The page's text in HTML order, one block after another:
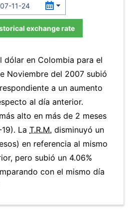
exchange rate
dólar en Colombia para el
Noviembre del 2007 subió
a un aumento
al día anterior.
alto en más de 2 meses
La T.R.M. disminuyó un
en referencia al mismo
pero subió un 4.06%
con el mismo día